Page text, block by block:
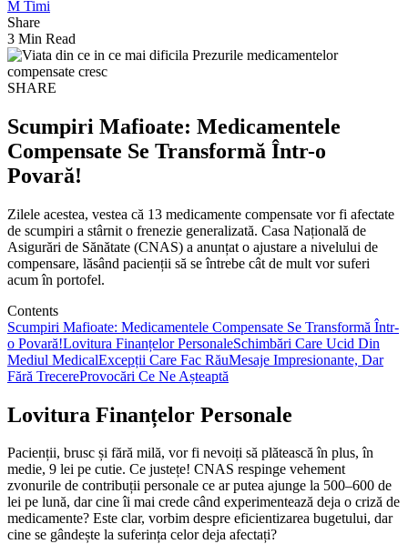
M Timi
Share
3 Min Read
SHARE
Scumpiri Mafioate: Medicamentele
Compensate Se Transformă Într-o
Povară!
Zilele acestea, vestea că 13 medicamente compensate vor fi afectate
de scumpiri a stârnit o frenezie generalizată. Casa Națională de
Asigurări de Sănătate (CNAS) a anunțat o ajustare a nivelului de
compensare, lăsând pacienții să se întrebe cât de mult vor suferi
acum în portofel.
Contents
Scumpiri Mafioate: Medicamentele Compensate Se Transformă Într-
o Povară!Lovitura Finanțelor PersonaleSchimbări Care Ucid Din
Mediul MedicalExcepții Care Fac RăuMesaje Impresionante, Dar
Fără TrecereProvocări Ce Ne Așteaptă
Lovitura Finanțelor Personale
Pacienții, brusc și fără milă, vor fi nevoiți să plătească în plus, în
medie, 9 lei pe cutie. Ce justețe! CNAS respinge vehement
zvonurile de contribuții personale ce ar putea ajunge la 500–600 de
lei pe lună, dar cine îi mai crede când experimentează deja o criză de
medicamente? Este clar, vorbim despre eficientizarea bugetului, dar
cine se gândește la suferința celor deja afectați?